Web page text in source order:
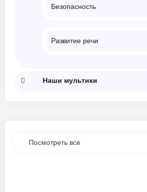
Безопасность
Развитие речи
Наши мультики
Посмотреть все